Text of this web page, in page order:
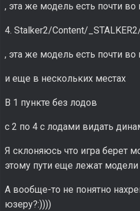
, эта же модель есть почти
4. Stalker2/Content/
, эта же модель есть почти
и еще в нескольких местах
В 1 пункте без лодов
с 2 по 4 с лодами видать
Я склоняюсь что игра берет
этому пути еще лежат модели
А вообще-то не понятно
юзеру?:))))